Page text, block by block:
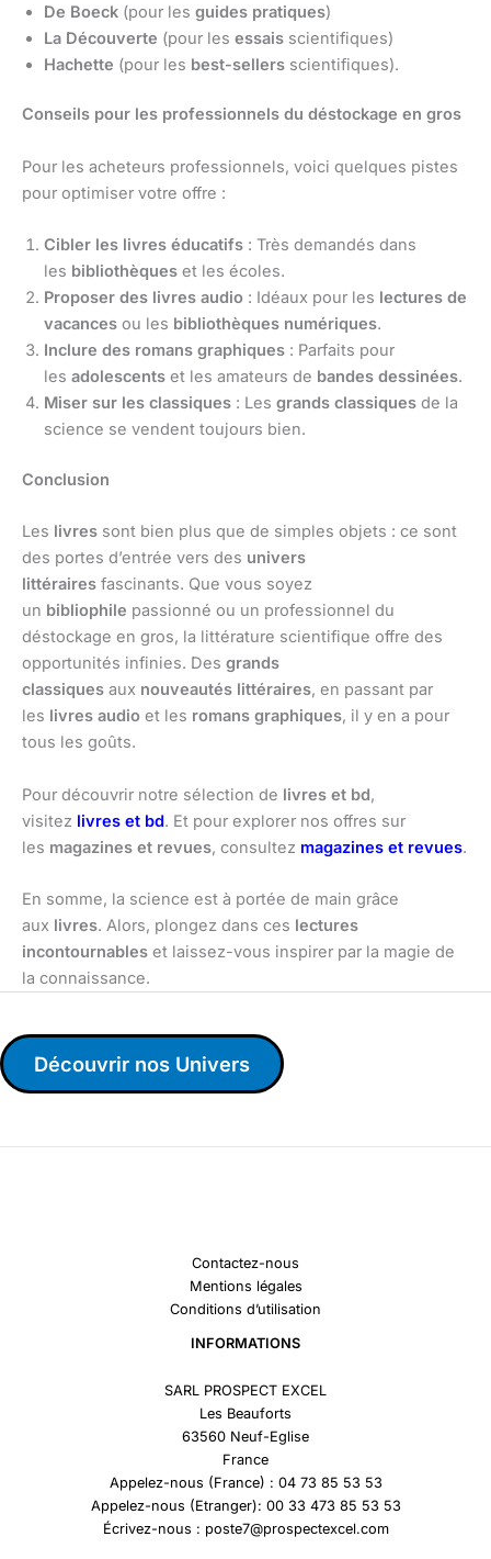
De Boeck (pour les guides pratiques)
La Découverte (pour les essais scientifiques)
Hachette (pour les best-sellers scientifiques).
Conseils pour les professionnels du déstockage en gros
Pour les acheteurs professionnels, voici quelques pistes
pour optimiser votre offre :
Cibler les livres éducatifs : Très demandés dans
les bibliothèques et les écoles.
Proposer des livres audio : Idéaux pour les lectures de
vacances ou les bibliothèques numériques.
Inclure des romans graphiques : Parfaits pour
les adolescents et les amateurs de bandes dessinées.
Miser sur les classiques : Les grands classiques de la
science se vendent toujours bien.
Conclusion
Les livres sont bien plus que de simples objets : ce sont
des portes d’entrée vers des univers
littéraires fascinants. Que vous soyez
un bibliophile passionné ou un professionnel du
déstockage en gros, la littérature scientifique offre des
opportunités infinies. Des grands
classiques aux nouveautés littéraires, en passant par
les livres audio et les romans graphiques, il y en a pour
tous les goûts.
Pour découvrir notre sélection de livres et bd,
visitez livres et bd. Et pour explorer nos offres sur
les magazines et revues, consultez magazines et revues.
En somme, la science est à portée de main grâce
aux livres. Alors, plongez dans ces lectures
incontournables et laissez-vous inspirer par la magie de
la connaissance.
Découvrir nos Univers
Contactez-nous
Mentions légales
Conditions d’utilisation
INFORMATIONS
SARL PROSPECT EXCEL
Les Beauforts
63560 Neuf-Eglise
France
Appelez-nous (France) : 04 73 85 53 53
Appelez-nous (Etranger): 00 33 473 85 53 53
Écrivez-nous : poste7@prospectexcel.com